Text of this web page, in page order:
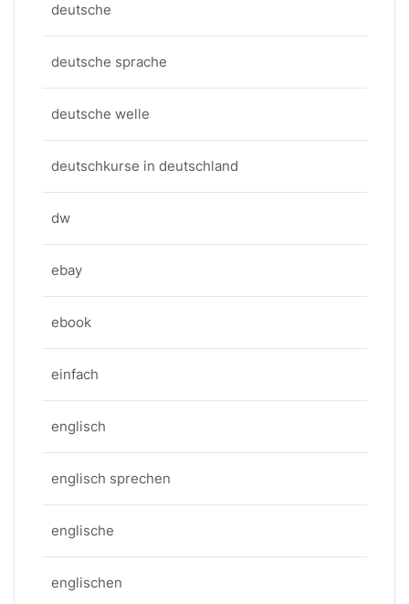
deutsche
deutsche sprache
deutsche welle
deutschkurse in deutschland
dw
ebay
ebook
einfach
englisch
englisch sprechen
englische
englischen